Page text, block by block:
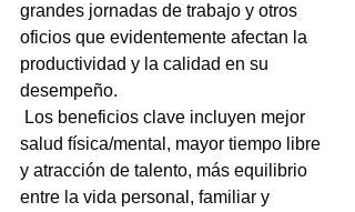
grandes jornadas de trabajo y otros
oficios que evidentemente afectan la
productividad y la calidad en su
desempeño.
Los beneficios clave incluyen mejor
salud física/mental, mayor tiempo libre
y atracción de talento, más equilibrio
entre la vida personal, familiar y